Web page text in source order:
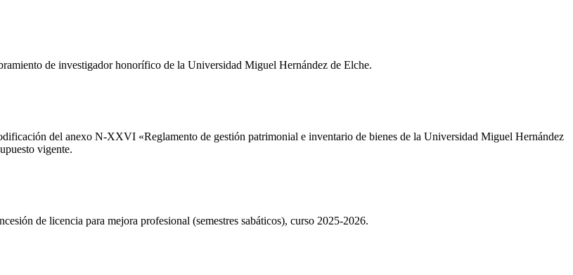
de investigador honorífico de la Universidad Miguel Hernández de Elche.
del anexo N-XXVI «Reglamento de gestión patrimonial e inventario de bienes de la Universidad Miguel Hernández
vigente.
de licencia para mejora profesional (semestres sabáticos), curso 2025-2026.